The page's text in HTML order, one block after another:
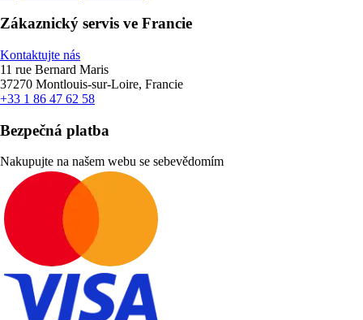
Zákaznický servis ve Francie
Kontaktujte nás
11 rue Bernard Maris
37270 Montlouis-sur-Loire, Francie
+33 1 86 47 62 58
Bezpečná platba
Nakupujte na našem webu se sebevědomím